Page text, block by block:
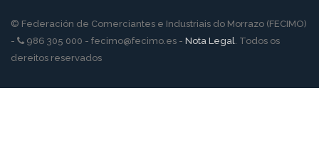
© Federación de Comerciantes e Industriais do Morrazo (FECIMO)
-
986 305 000 - fecimo@fecimo.es - Nota Legal. Todos os
dereitos reservados